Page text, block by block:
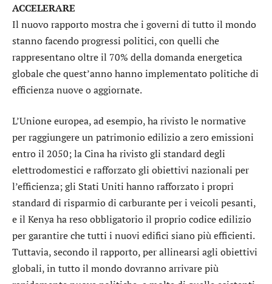
ACCELERARE
Il nuovo rapporto mostra che i governi di tutto il mondo
stanno facendo progressi politici, con quelli che
rappresentano oltre il 70% della domanda energetica
globale che quest’anno hanno implementato politiche di
efficienza nuove o aggiornate.
L’Unione europea, ad esempio, ha rivisto le normative
per raggiungere un patrimonio edilizio a zero emissioni
entro il 2050; la Cina ha rivisto gli standard degli
elettrodomestici e rafforzato gli obiettivi nazionali per
l’efficienza; gli Stati Uniti hanno rafforzato i propri
standard di risparmio di carburante per i veicoli pesanti,
e il Kenya ha reso obbligatorio il proprio codice edilizio
per garantire che tutti i nuovi edifici siano più efficienti.
Tuttavia, secondo il rapporto, per allinearsi agli obiettivi
globali, in tutto il mondo dovranno arrivare più